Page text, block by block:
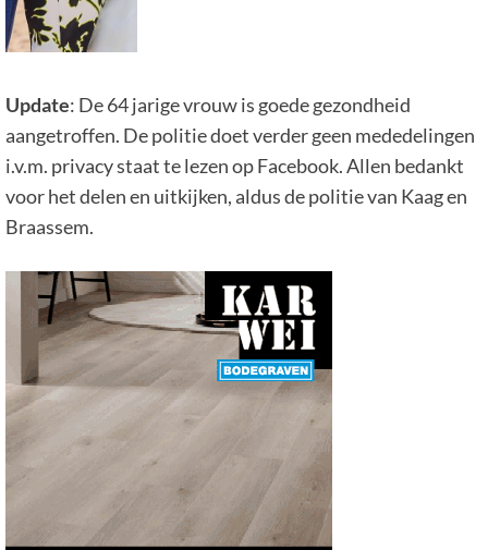
Update: De 64 jarige vrouw is goede gezondheid
aangetroffen. De politie doet verder geen mededelingen
i.v.m. privacy staat te lezen op Facebook. Allen bedankt
voor het delen en uitkijken, aldus de politie van Kaag en
Braassem.